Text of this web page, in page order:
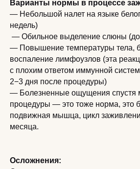
Варианты нормы в процессе
— Небольшой налет на языке
недель)
— Обильное выделение слюны (до
— Повышение температуры тела,
воспаление лимфоузлов (эта
с плохим ответом иммунной
2−3 дня после процедуры)
— Болезненные ощущения спустя
процедуры — это тоже норма, это
подвижная мышца, цикл
месяца.
Осложнения: